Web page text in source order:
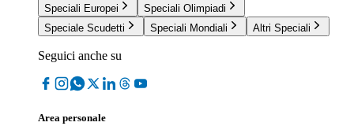
Speciali Europei
Speciali Olimpiadi
Speciale Scudetti
Speciali Mondiali Altri Speciali
Seguici anche su
Area personale